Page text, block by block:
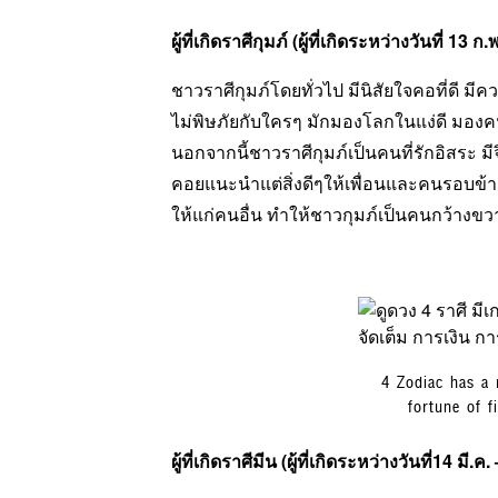
ผู้ที่เกิดราศีกุมภ์ (ผู้ที่เกิดระหว่างวันที่ 13ก.พ
ชาวราศีกุมภ์โดยทั่วไป มีนิสัยใจคอที่ดี มีค
ไม่พิษภัยกับใครๆ มักมองโลกในแง่ดี มอง
นอกจากนี้ชาวราศีกุมภ์เป็นคนที่รักอิสระ มี
คอยแนะนำแต่สิ่งดีๆให้เพื่อนและคนรอบข้า
ให้แก่คนอื่น ทำให้ชาวกุมภ์เป็นคนกว้างขว
4 Zodiac has a
fortune of
ผู้ที่เกิดราศีมีน (ผู้ที่เกิดระหว่างวันที่14มี.ค.